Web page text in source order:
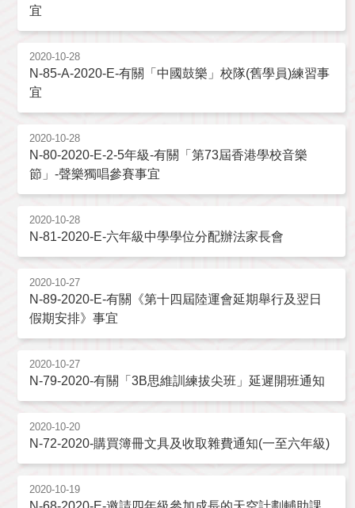
宜
2020-10-28
N-85-A-2020-E-有關「中國鼓樂」校隊(舊學員)練習事
宜
2020-10-28
N-80-2020-E-2-5年級-有關「第73屆香港學校音樂
節」-聲樂獨唱參賽事宜
2020-10-28
N-81-2020-E-六年級中學學位分配辦法家長會
2020-10-27
N-89-2020-E-有關《第十四屆陸運會延期舉行及翌日
假期安排》事宜
2020-10-27
N-79-2020-有關「3B思維訓練拔尖班」延遲開班通知
2020-10-20
N-72-2020-購買簿冊文具及收取雜費通知(一至六年級)
2020-10-19